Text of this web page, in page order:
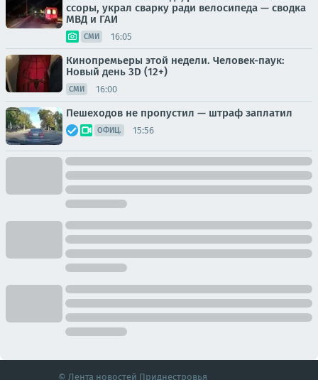
ссоры, украл сварку ради велосипеда — сводка
МВД и ГАИ
СМИ 16:05
Кинопремьеры этой недели. Человек-паук:
Новый день 3D (12+)
СМИ 16:00
Пешеходов не пропустил — штраф заплатил
ОФИЦ. 15:56
© Лента новостей Приднестровья